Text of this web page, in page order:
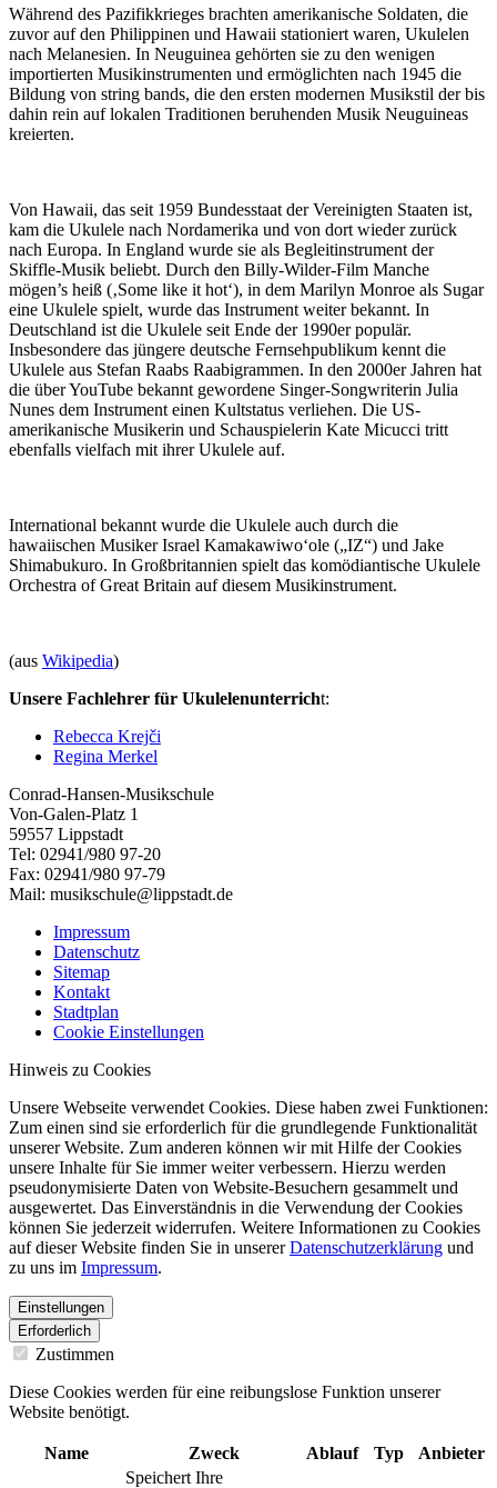
Während des Pazifikkrieges brachten amerikanische Soldaten, die
zuvor auf den Philippinen und Hawaii stationiert waren, Ukulelen
nach Melanesien. In Neuguinea gehörten sie zu den wenigen
importierten Musikinstrumenten und ermöglichten nach 1945 die
Bildung von string bands, die den ersten modernen Musikstil der bis
dahin rein auf lokalen Traditionen beruhenden Musik Neuguineas
kreierten.
Von Hawaii, das seit 1959 Bundesstaat der Vereinigten Staaten ist,
kam die Ukulele nach Nordamerika und von dort wieder zurück
nach Europa. In England wurde sie als Begleitinstrument der
Skiffle-Musik beliebt. Durch den Billy-Wilder-Film Manche
mögen’s heiß (‚Some like it hot‘), in dem Marilyn Monroe als Sugar
eine Ukulele spielt, wurde das Instrument weiter bekannt. In
Deutschland ist die Ukulele seit Ende der 1990er populär.
Insbesondere das jüngere deutsche Fernsehpublikum kennt die
Ukulele aus Stefan Raabs Raabigrammen. In den 2000er Jahren hat
die über YouTube bekannt gewordene Singer-Songwriterin Julia
Nunes dem Instrument einen Kultstatus verliehen. Die US-
amerikanische Musikerin und Schauspielerin Kate Micucci tritt
ebenfalls vielfach mit ihrer Ukulele auf.
International bekannt wurde die Ukulele auch durch die
hawaiischen Musiker Israel Kamakawiwoʻole („IZ“) und Jake
Shimabukuro. In Großbritannien spielt das komödiantische Ukulele
Orchestra of Great Britain auf diesem Musikinstrument.
(aus Wikipedia)
Unsere Fachlehrer für Ukulelenunterricht:
Rebecca Krejči
Regina Merkel
Conrad-Hansen-Musikschule
Von-Galen-Platz 1
59557 Lippstadt
Tel: 02941/980 97-20
Fax: 02941/980 97-79
Mail: musikschule@lippstadt.de
Impressum
Datenschutz
Sitemap
Kontakt
Stadtplan
Cookie Einstellungen
Hinweis zu Cookies
Unsere Webseite verwendet Cookies. Diese haben zwei Funktionen:
Zum einen sind sie erforderlich für die grundlegende Funktionalität
unserer Website. Zum anderen können wir mit Hilfe der Cookies
unsere Inhalte für Sie immer weiter verbessern. Hierzu werden
pseudonymisierte Daten von Website-Besuchern gesammelt und
ausgewertet. Das Einverständnis in die Verwendung der Cookies
können Sie jederzeit widerrufen. Weitere Informationen zu Cookies
auf dieser Website finden Sie in unsererDatenschutzerklärung und
zu uns im Impressum.
Einstellungen
Erforderlich
Zustimmen
Diese Cookies werden für eine reibungslose Funktion unserer
Website benötigt.
Name Zweck Ablauf Typ
Anbieter
Speichert Ihre